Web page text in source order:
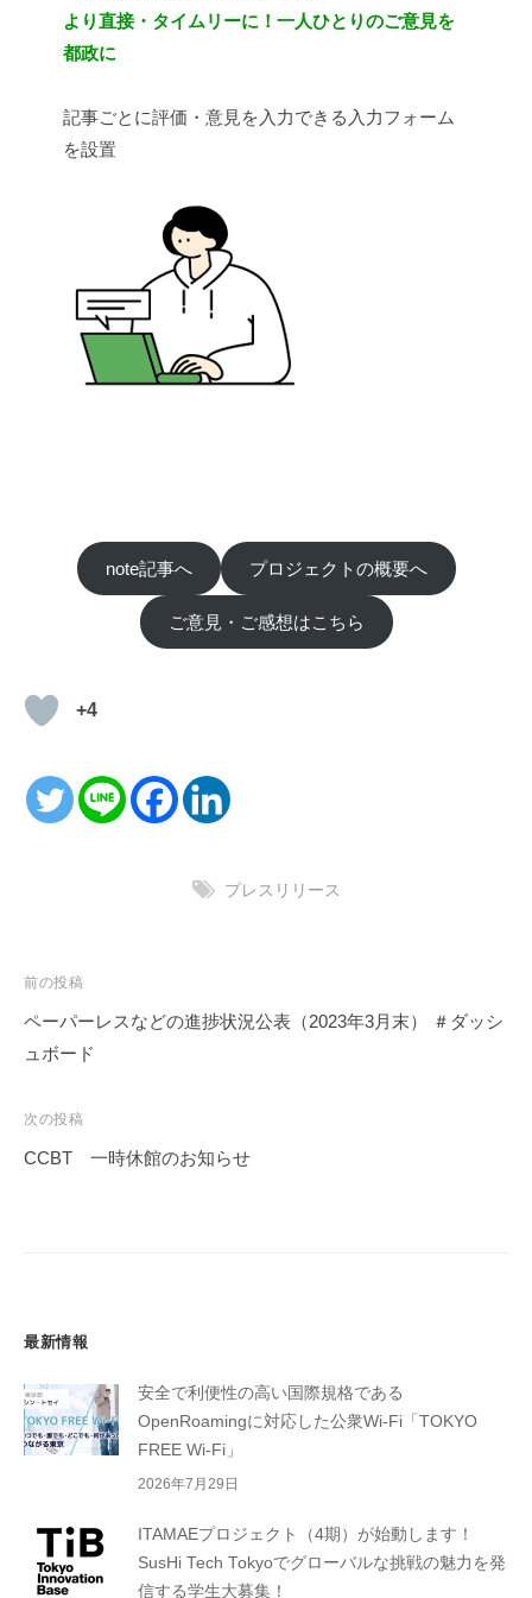
より直接・タイムリーに！一人ひとりのご意見を
都政に
記事ごとに評価・意見を入力できる入力フォーム
を設置
note記事へ プロジェクトの概要へ
ご意見・ご感想はこちら
+4
プレスリリース
投
稿
ナ
ゲ
ー
前の投稿
ペーパーレスなどの進捗状況公表（2023年3月末） ＃ダッシ
ュボード
次の投稿
CCBT 一時休館のお知らせ
最新情報
安全で利便性の高い国際規格である
OpenRoamingに対応した公衆Wi-Fi「TOKYO
FREE Wi-Fi」
2026年7月29日
ITAMAEプロジェクト（4期）が始動します！
SusHi Tech Tokyoでグローバルな挑戦の魅力を発
信する学生大募集！